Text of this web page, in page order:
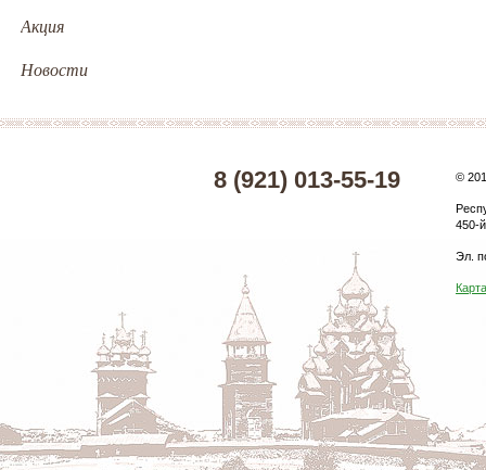
Акция
Новости
8 (921) 013-55-19 ©
450-
Эл.